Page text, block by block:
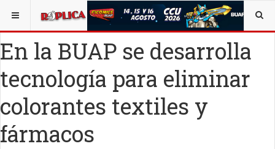
ESTÁ AQUÍ: ARTE
En la BUAP se desarrolla
tecnología para eliminar
colorantes textiles y
fármacos